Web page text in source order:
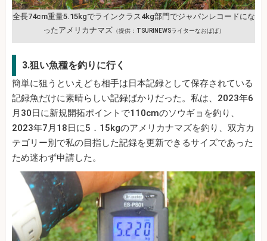
全長74cm重量5.15kgでラインクラス4kg部門でジャパンレコードにな
ったアメリカナマズ （提供：TSURINEWSライターなおぱぱ）
3.狙い魚種を釣りに行く
簡単に狙うといえども相手は日本記録として保存されている
記録魚だけに素晴らしい記録ばかりだった。私は、2023年6
月30日に新規開拓ポイントで110cmのソウギョを釣り、
2023年7月18日に5．15kgのアメリカナマズを釣り、双方カ
テゴリー別で私の目指した記録を更新できるサイズであった
ため迷わず申請した。